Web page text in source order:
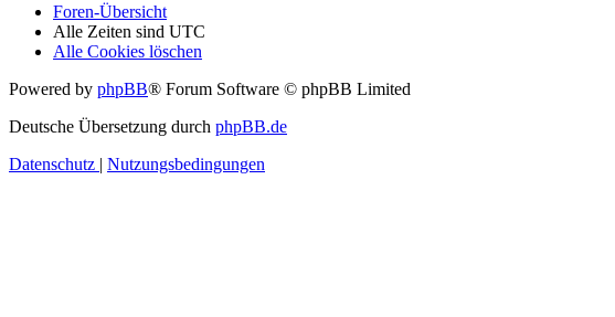
Foren-Übersicht
Alle Zeiten sind UTC
Alle Cookies löschen
Powered by phpBB® Forum Software © phpBB Limited
Deutsche Übersetzung durch phpBB.de
Datenschutz | Nutzungsbedingungen